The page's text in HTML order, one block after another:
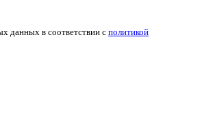
данных в соответствии с политикой